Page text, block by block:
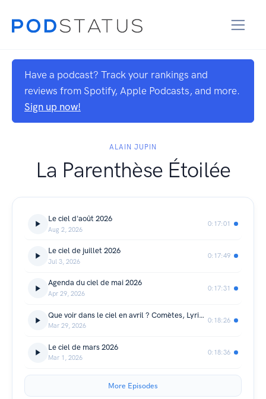
Have a podcast? Track your rankings and
reviews from Spotify, Apple Podcasts, and more.
Sign up now!
ALAIN JUPIN
La Parenthèse Étoilée
Le ciel d'août 2026
Aug 2, 2026
0:17:01
Le ciel de juillet 2026
Jul 3, 2026
0:17:49
Agenda du ciel de mai 2026
Apr 29, 2026
0:17:31
Que voir dans le ciel en avril ? Comètes, Lyrides, Vénus et les Pléiades
Mar 29, 2026
0:18:26
Le ciel de mars 2026
Mar 1, 2026
0:18:36
More Episodes